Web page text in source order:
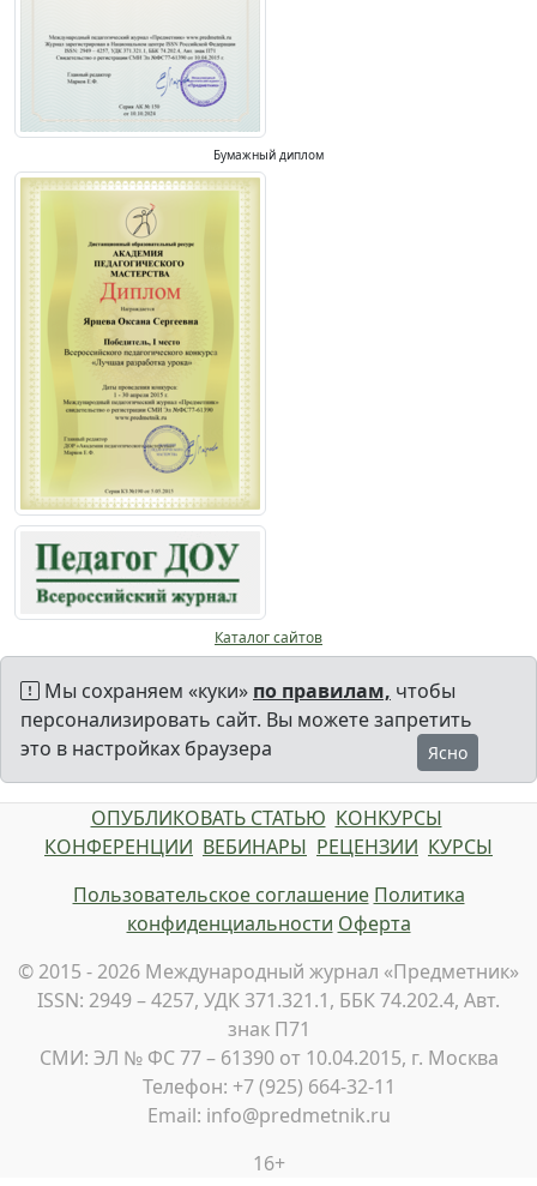
Бумажный диплом
Каталог сайтов
Мы сохраняем «куки» по правилам, чтобы
персонализировать сайт. Вы можете запретить
это в настройках браузера
Ясно
ОПУБЛИКОВАТЬ СТАТЬЮ КОНКУРСЫ
КОНФЕРЕНЦИИ ВЕБИНАРЫ РЕЦЕНЗИИ КУРСЫ
Пользовательское соглашение Политика
конфиденциальности Оферта
© 2015 - 2026 Международный журнал «Предметник»
ISSN: 2949 – 4257, УДК 371.321.1, ББК 74.202.4, Авт.
знак П71
СМИ: ЭЛ № ФС 77 – 61390 от 10.04.2015, г. Москва
Телефон: +7 (925) 664-32-11
Email: info@predmetnik.ru
16+